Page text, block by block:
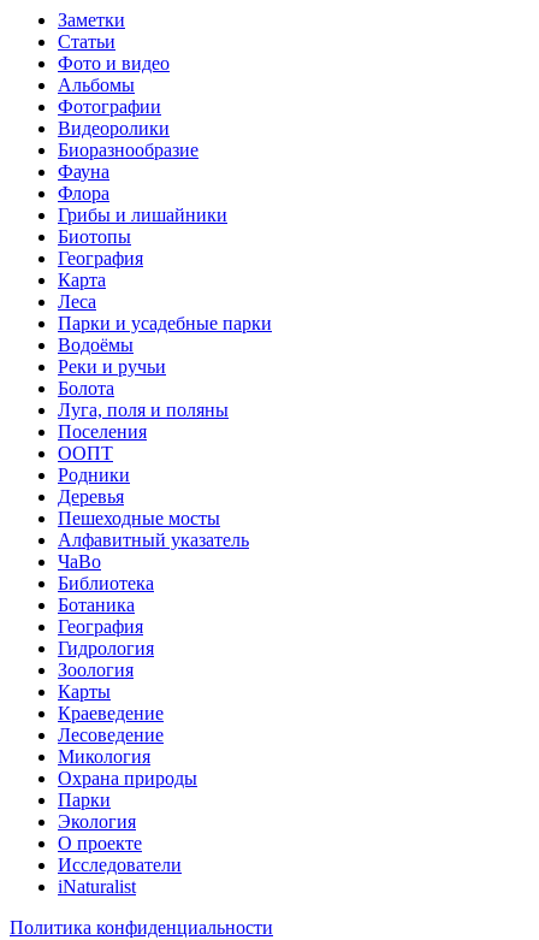
Заметки
Статьи
Фото и видео
Альбомы
Фотографии
Видеоролики
Биоразнообразие
Фауна
Флора
Грибы и лишайники
Биотопы
География
Карта
Леса
Парки и усадебные парки
Водоёмы
Реки и ручьи
Болота
Луга, поля и поляны
Поселения
ООПТ
Родники
Деревья
Пешеходные мосты
Алфавитный указатель
ЧаВо
Библиотека
Ботаника
География
Гидрология
Зоология
Карты
Краеведение
Лесоведение
Микология
Охрана природы
Парки
Экология
О проекте
Исследователи
iNaturalist
Политика конфиденциальности